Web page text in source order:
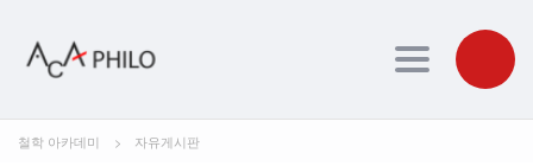
Toggle
철학 아카데미 > 자유게시판